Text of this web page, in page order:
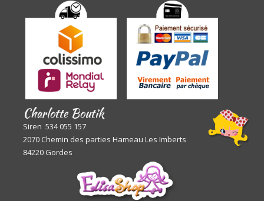
Charlotte Boutik
Siren 534 055 157
2070 Chemin des parties Hameau Les Imberts
84220 Gordes